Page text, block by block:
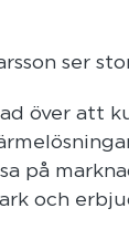
ser
över att
på
och